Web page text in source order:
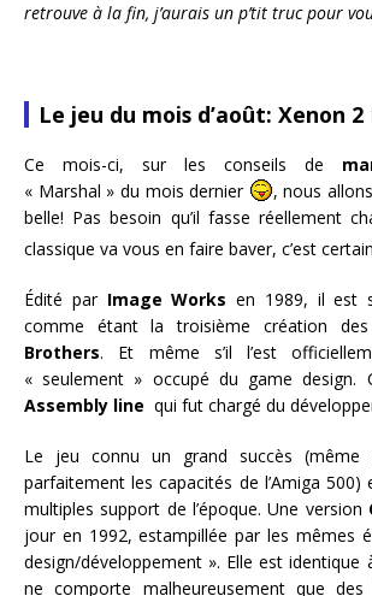
retrouve à la fin, j’aurais un p’tit truc pour
Le jeu du mois d’août: Xenon
Ce mois-ci, sur les conseils de
« Marshal » du mois dernier
, nous
belle! Pas besoin qu’il fasse réellement
classique va vous en faire baver, c’est
Édité par Image Works en 1989, il est
comme étant la troisième création
Brothers. Et même s’il l’est
« seulement » occupé du game design.
Assembly line qui fut chargé du
Le jeu connu un grand succès (même
parfaitement les capacités de l’Amiga
multiples support de l’époque. Une version
jour en 1992, estampillée par les mêmes
design/développement ». Elle est identique
ne comporte malheureusement que